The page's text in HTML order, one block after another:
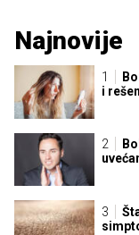
Najnovije
i